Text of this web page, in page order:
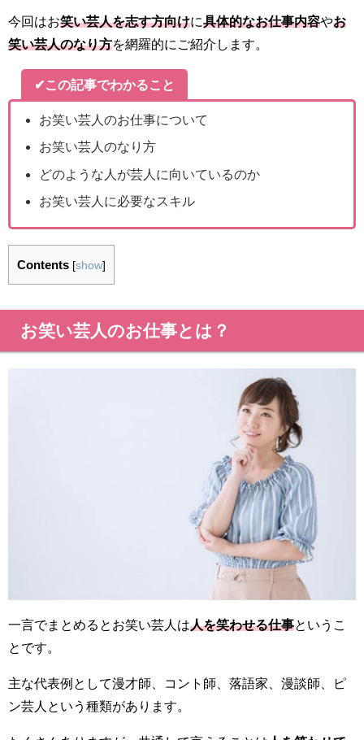
今回はお笑い芸人を志す方向けに具体的なお仕事内容やお
笑い芸人のなり方を網羅的にご紹介します。
✔この記事でわかること
お笑い芸人のお仕事について
お笑い芸人のなり方
どのような人が芸人に向いているのか
お笑い芸人に必要なスキル
Contents [show]
お笑い芸人のお仕事とは？
一言でまとめるとお笑い芸人は人を笑わせる仕事というこ
とです。
主な代表例として漫才師、コント師、落語家、漫談師、ピ
ン芸人という種類があります。